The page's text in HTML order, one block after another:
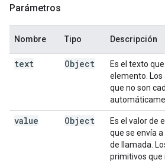
Parámetros
Nombre Tipo Descripción
text Object
Es el texto
elemento.
que no son
value Object
Es el valor de
que se envía
de llamada.
primitivos que